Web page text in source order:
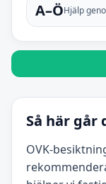
A–ÖHjälp
Så här går
OVK-